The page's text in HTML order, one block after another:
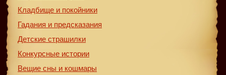
Кладбище и покойники
Гадания и предсказания
Детские страшилки
Конкурсные истории
Вещие сны и кошмары